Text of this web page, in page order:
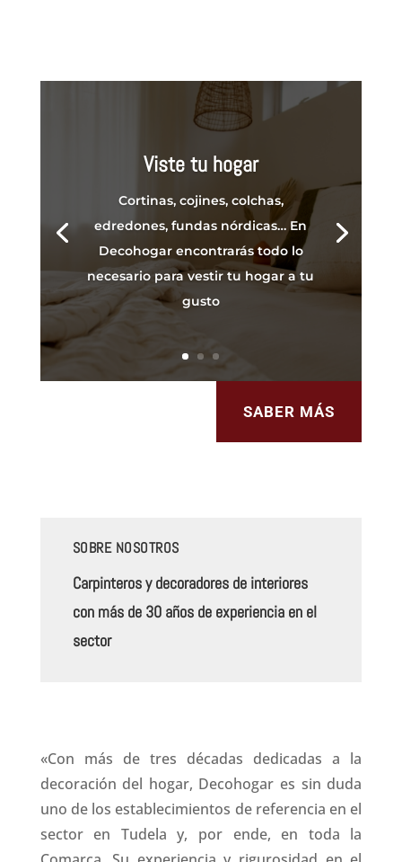
Viste tu hogar
Cortinas, cojines, colchas,
edredones, fundas nórdicas… En
Decohogar encontrarás todo lo
necesario para vestir tu hogar a tu
gusto
SABER MÁS
SOBRE NOSOTROS
Carpinteros y decoradores de interiores
con más de 30 años de experiencia en el
sector
«Con más de tres décadas dedicadas a la
decoración del hogar, Decohogar es sin duda
uno de los establecimientos de referencia en el
sector en Tudela y, por ende, en toda la